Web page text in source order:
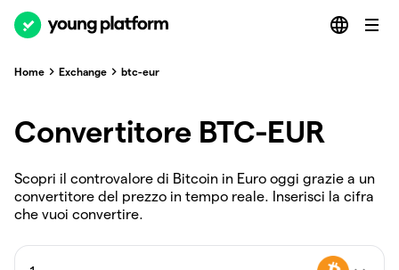
Home Exchange btc-eur
Convertitore BTC-EUR
Scopri il controvalore di Bitcoin in Euro oggi grazie a un
convertitore del prezzo in tempo reale. Inserisci la cifra
che vuoi convertire.